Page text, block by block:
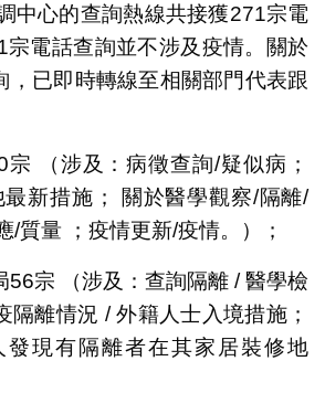
中心的查詢熱線共接獲271宗電
宗電話查詢並不涉及疫情。關於
，已即時轉線至相關部門代表跟
宗 （涉及：病徵查詢/疑似病；
新措施； 關於醫學觀察/隔離/
/質量 ；疫情更新/疫情。）；
56宗 （涉及：查詢隔離 / 醫學檢
隔離情況 / 外籍人士入境措施；
發現有隔離者在其家居裝修地